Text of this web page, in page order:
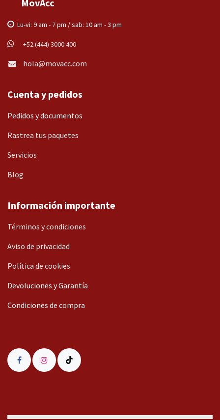
MovAcc
Lu-vi: 9 am - 7 pm / sab: 10 am - 3 pm
+52 (444) 3000 400
hola@movacc.com
Cuenta y pedidos
Pedidos y documentos
Rastrea tus paquetes
Servicios
Blog
Información importante
Términos y condiciones
Aviso de privacidad
Política de cookies
Devoluciones y Garantía
Condiciones de compra